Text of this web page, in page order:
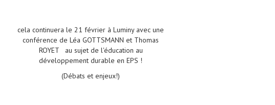
cela continuera le 21 février à Luminy avec une
conférence de Léa GOTTSMANN et Thomas
ROYET au sujet de l'éducation au
développement durable en EPS !
(Débats et enjeux!)